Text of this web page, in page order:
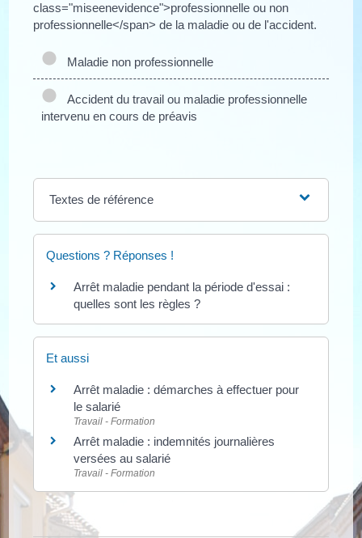
class="miseenevidence">professionnelle ou non
professionnelle</span> de la maladie ou de l'accident.
Maladie non professionnelle
Accident du travail ou maladie professionnelle
intervenu en cours de préavis
Textes de référence
Questions ? Réponses !
Arrêt maladie pendant la période d'essai :
quelles sont les règles ?
Et aussi
Arrêt maladie : démarches à effectuer pour
le salarié
Travail - Formation
Arrêt maladie : indemnités journalières
versées au salarié
Travail - Formation